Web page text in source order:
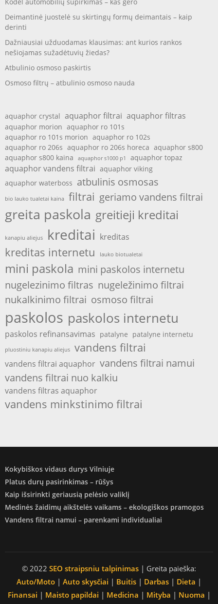
Deimantinė juostelė su skirtingų formų deimantais – kaip
derinti
Dažniausiai užduodamas klausimas: ant kurios rankos
nešiojamas sužadėtuvių žiedas?
Atbulinio osmoso paskirtis
Osmoso filtrų – atbulinio osmoso nauda
aquaphor crystal aquaphor filtrai aquaphor filtras
aquaphor morion aquaphor ro 101s
aquaphor ro 101s morion aquaphor ro 102s
aquaphor ro 206s aquaphor ro 206s horeca aquaphor s800
aquaphor s800 kaina
aquaphor s1000 p1 aquaphor topaz
aquaphor vandens filtrai aquaphor viking
aquaphor waterboss atbulinis osmosas
bio lauko tualetai kaina filtrai geriamo vandens filtrai
greita paskola greitieji kreditai
kanapiu aliejus kreditai kreditas
kreditas internetu lauko biotualetai
mini paskola mini paskolos internetu
nugelezinimo filtras nugeležinimo filtrai
nukalkinimo filtrai osmoso filtrai
paskolos paskolos internetu
paskolos refinansavimas patalyne patalyne internetu
pluostiniu kanapiu aliejus vandens filtrai
vandens filtrai aquaphor vandens filtrai namui
vandens filtrai nuo kalkiu
vandens filtras aquaphor
vandens minkstinimo filtrai
Kokybiškos vidaus durys Vilniuje
Platus durų pasirinkimas – rūšys
Kaip išsirinkti geriausią pelėsio valiklį
Medinės žaidimų aikštelės vaikams – ekologiškos pramogos
Vandens filtrai namui – parenkami individualiai
© 2022 SEO straipsniu talpinimas | Greita paieška:
Auto/Moto | Auto skysčiai | Buitis | Darbas | Dieta |
Finansai | Maisto papildai | Medicina | Mityba | Nuoma |